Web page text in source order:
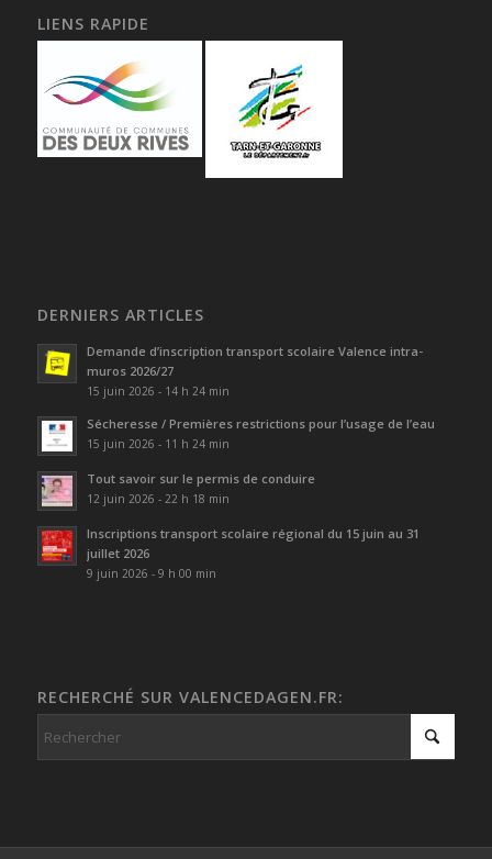
LIENS RAPIDE
DERNIERS ARTICLES
Demande d’inscription transport scolaire Valence intra-
muros 2026/27
15 juin 2026 - 14 h 24 min
Sécheresse / Premières restrictions pour l’usage de l’eau
15 juin 2026 - 11 h 24 min
Tout savoir sur le permis de conduire
12 juin 2026 - 22 h 18 min
Inscriptions transport scolaire régional du 15 juin au 31
juillet 2026
9 juin 2026 - 9 h 00 min
RECHERCHÉ SUR VALENCEDAGEN.FR: